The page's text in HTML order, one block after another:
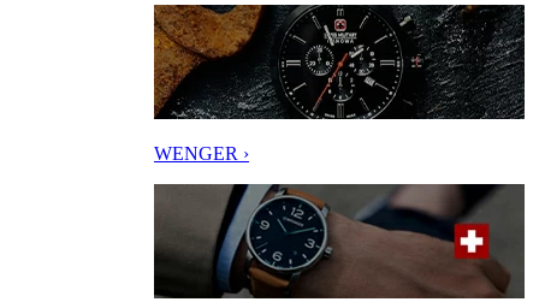
WENGER ›